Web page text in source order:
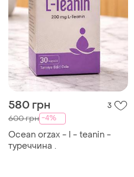
580 грн 3
600 грн -4%
Ocean orzax - l - teanin -
туреччина .